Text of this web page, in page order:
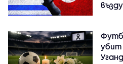
убит